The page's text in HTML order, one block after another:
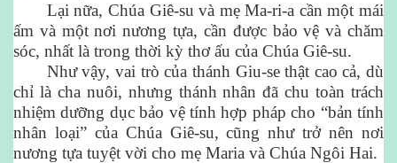
Lại nữa, Chúa Giê-su và mẹ Ma-ri-a cần một mái
ấm và một nơi nương tựa, cần được bảo vệ và chăm
sóc, nhất là trong thời kỳ thơ ấu của Chúa Giê-su.
Như vậy, vai trò của thánh Giu-se thật cao cả, dù
chỉ là cha nuôi, nhưng thánh nhân đã chu toàn trách
nhiệm dưỡng dục bảo vệ tính hợp pháp cho “bản tính
nhân loại” của Chúa Giê-su, cũng như trở nên nơi
nương tựa tuyệt vời cho mẹ Maria và Chúa Ngôi Hai.